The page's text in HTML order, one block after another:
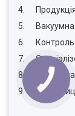
4. Продукція
5. Вакуумна
6. Контроль
7.
8. Доставка
9.